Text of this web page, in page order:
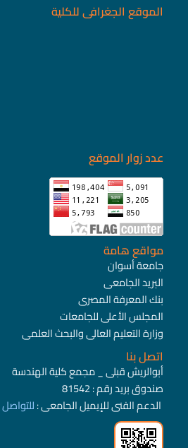
الموقع الجغرافى للكلية
عدد زوار الموقع
مواقع هامة
جامعة أسوان
البريد الجامعى
بنك المعرفة المصرى
المجلس الأعلى للجامعات
وزارة التعليم العالى والبحث العلمى
اتصل بنا
أبوالريش قبلى _ مجمع كلية الهندسة
صندوق بريد رقم : 81542
الدعم الفنى للإيميل الجامعى :للتواصل